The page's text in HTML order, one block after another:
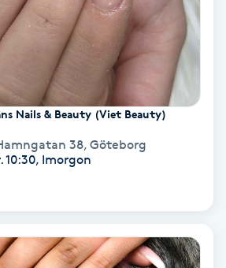
Nails & Beauty (Viet Beauty)
38, Göteborg
10:30, Imorgon